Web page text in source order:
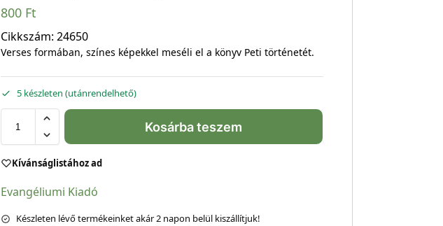
800 Ft
Cikkszám: 24650
Verses formában, színes képekkel meséli el a könyv Peti történetét.
5 készleten (utánrendelhető)
Kosárba teszem
Kívánságlistához ad
Evangéliumi Kiadó
Készleten lévő termékeinket akár 2 napon belül kiszállítjuk!